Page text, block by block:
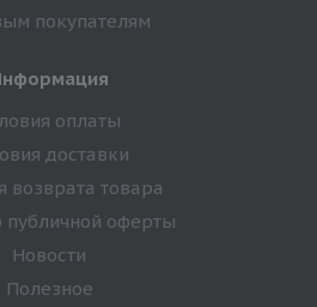
покупателям
оплаты
доставки
возврата товара
публичной оферты
Новости
Полезное